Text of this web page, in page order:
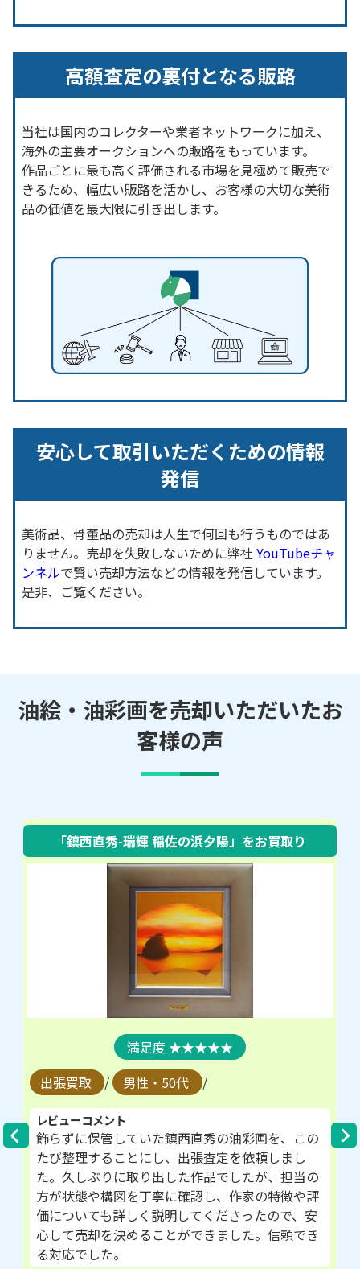
高額査定の裏付となる販路
当社は国内のコレクターや業者ネットワークに加え、
海外の主要オークションへの販路をもっています。
作品ごとに最も高く評価される市場を見極めて販売で
きるため、幅広い販路を活かし、お客様の大切な美術
品の価値を最大限に引き出します。
安心して取引いただくための情報
発信
美術品、骨董品の売却は人生で何回も行うものではあ
りません。売却を失敗しないために弊社 YouTubeチャ
ンネルで賢い売却方法などの情報を発信しています。
是非、ご覧ください。
油絵・油彩画を売却いただいたお
客様の声
「鎮西直秀-瑞輝 稲佐の浜夕陽」をお買取り
★★★★★
出張買取
/ 男性・50代 /
レビューコメント
飾らずに保管していた鎮西直秀の油彩画を、この
たび整理することにし、出張査定を依頼しまし
た。久しぶりに取り出した作品でしたが、担当の
方が状態や構図を丁寧に確認し、作家の特徴や評
価についても詳しく説明してくださったので、安
心して売却を決めることができました。信頼でき
る対応でした。